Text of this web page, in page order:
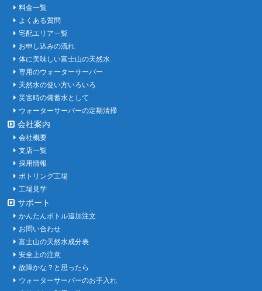
料金一覧
よくある質問
宅配エリア一覧
お申し込みの流れ
体に美味しい富士山の天然水
専用のウォーターサーバー
天然水の使い方いろいろ
災害時の備蓄水として
ウォーターサーバーの定期清掃
会社案内
会社概要
支店一覧
採用情報
ボトリング工場
工場見学
サポート
かんたんボトル追加注文
お問い合わせ
富士山の天然水成分表
安全上の注意
故障かな？と思ったら
ウォーターサーバーのお手入れ